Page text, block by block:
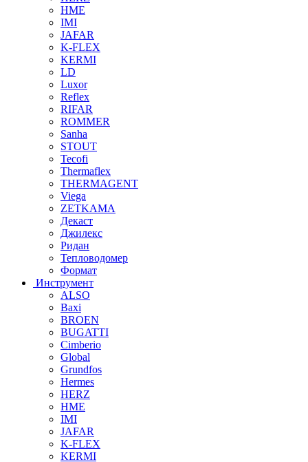
HME
IMI
JAFAR
K-FLEX
KERMI
LD
Luxor
Reflex
RIFAR
ROMMER
Sanha
STOUT
Tecofi
Thermaflex
THERMAGENT
Viega
ZETKAMA
Декаст
Джилекс
Ридан
Тепловодомер
Формат
Инструмент
ALSO
Baxi
BROEN
BUGATTI
Cimberio
Global
Grundfos
Hermes
HERZ
HME
IMI
JAFAR
K-FLEX
KERMI